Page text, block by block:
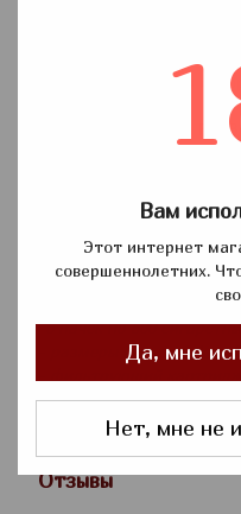
Вам
Этот интернет
совершеннолетних.
Да, мне
Нет, мне не
Гильзы для курения
Сигаретные гильзы
-Выполнены с
плотным фильтром в
при набивке,
стандарт качества
-6 пачек по 500
- размеры гильзы 8,4 см
- Материал Целлюлоза
Отзывы